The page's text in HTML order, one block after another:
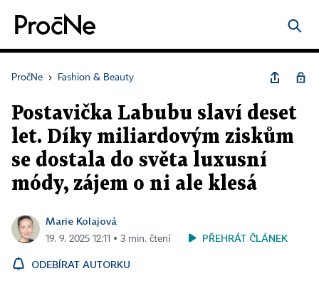
PročNe › Fashion & Beauty
Postavička Labubu slaví deset
let. Díky miliardovým ziskům
se dostala do světa luxusní
módy, zájem o ni ale klesá
Marie Kolajová
19. 9. 2025 12:11 ▪ 3 min. čtení PŘEHRÁT ČLÁNEK
ODEBÍRAT AUTORKU